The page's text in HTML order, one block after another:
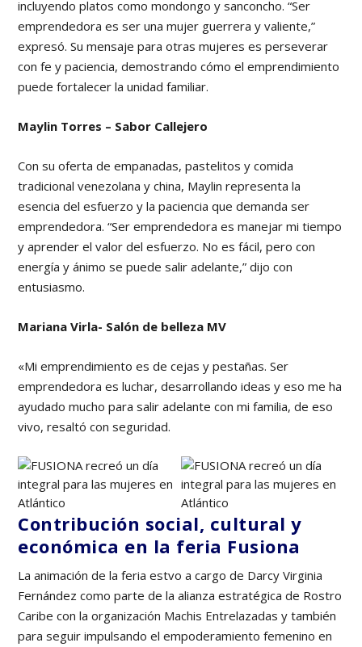
incluyendo platos como mondongo y sanconcho. “Ser
emprendedora es ser una mujer guerrera y valiente,”
expresó. Su mensaje para otras mujeres es perseverar
con fe y paciencia, demostrando cómo el emprendimiento
puede fortalecer la unidad familiar.
Maylin Torres – Sabor Callejero
Con su oferta de empanadas, pastelitos y comida
tradicional venezolana y china, Maylin representa la
esencia del esfuerzo y la paciencia que demanda ser
emprendedora. “Ser emprendedora es manejar mi tiempo
y aprender el valor del esfuerzo. No es fácil, pero con
energía y ánimo se puede salir adelante,” dijo con
entusiasmo.
Mariana Virla- Salón de belleza MV
«Mi emprendimiento es de cejas y pestañas. Ser
emprendedora es luchar, desarrollando ideas y eso me ha
ayudado mucho para salir adelante con mi familia, de eso
vivo, resaltó con seguridad.
Contribución social, cultural y
económica en la feria Fusiona
La animación de la feria estvo a cargo de Darcy Virginia
Fernández como parte de la alianza estratégica de Rostro
Caribe con la organización Machis Entrelazadas y también
para seguir impulsando el empoderamiento femenino en